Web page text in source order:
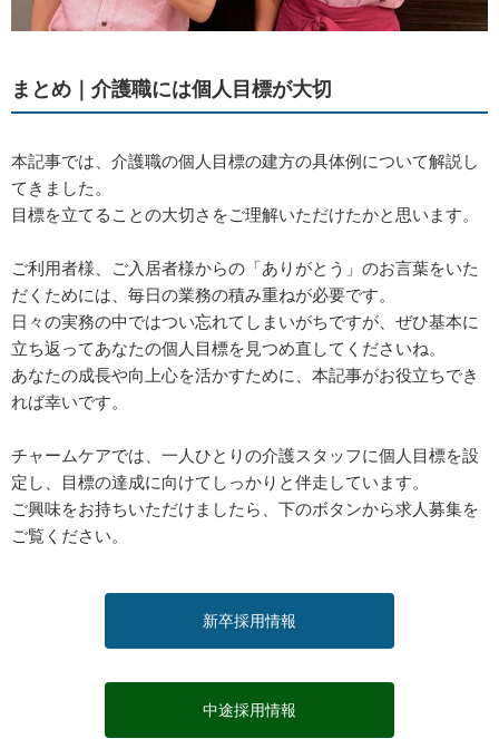
まとめ｜介護職には個人目標が大切
本記事では、介護職の個人目標の建方の具体例について解説し
てきました。
目標を立てることの大切さをご理解いただけたかと思います。
ご利用者様、ご入居者様からの「ありがとう」のお言葉をいた
だくためには、毎日の業務の積み重ねが必要です。
日々の実務の中ではつい忘れてしまいがちですが、ぜひ基本に
立ち返ってあなたの個人目標を見つめ直してくださいね。
あなたの成長や向上心を活かすために、本記事がお役立ちでき
れば幸いです。
チャームケアでは、一人ひとりの介護スタッフに個人目標を設
定し、目標の達成に向けてしっかりと伴走しています。
ご興味をお持ちいただけましたら、下のボタンから求人募集を
ご覧ください。
新卒採用情報
中途採用情報